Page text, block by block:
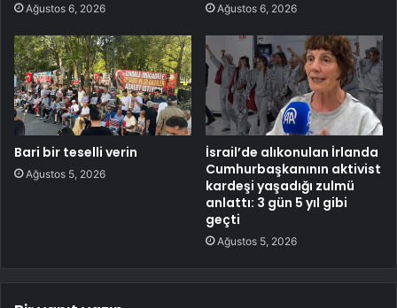
Ağustos 6, 2026 Ağustos 6, 2026
Bari bir teselli verin
Ağustos 5, 2026
İsrail’de alıkonulan İrlanda
Cumhurbaşkanının aktivist
kardeşi yaşadığı zulmü
anlattı: 3 gün 5 yıl gibi
geçti
Ağustos 5, 2026